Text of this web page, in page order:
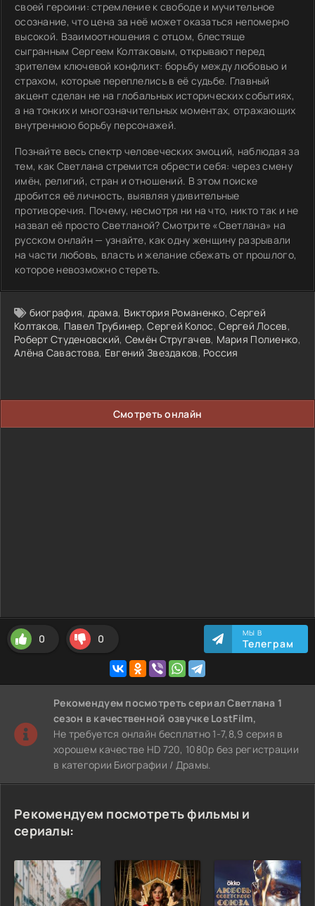
своей героини: стремление к свободе и мучительное
осознание, что цена за неё может оказаться непомерно
высокой. Взаимоотношения с отцом, блестяще
сыгранным Сергеем Колтаковым, открывают перед
зрителем ключевой конфликт: борьбу между любовью и
страхом, которые переплелись в её судьбе. Главный
акцент сделан не на глобальных исторических событиях,
а на тонких и многозначительных моментах, отражающих
внутреннюю борьбу персонажей.
Познайте весь спектр человеческих эмоций, наблюдая за
тем, как Светлана стремится обрести себя: через смену
имён, религий, стран и отношений. В этом поиске
дробится её личность, выявляя удивительные
противоречия. Почему, несмотря ни на что, никто так и не
назвал её просто Светланой? Смотрите «Светлана» на
русском онлайн — узнайте, как одну женщину разрывали
на части любовь, власть и желание сбежать от прошлого,
которое невозможно стереть.
биография, драма, Виктория Романенко,Сергей
Колтаков, Павел Трубинер,Сергей Колос,Сергей Лосев,
Роберт Студеновский, Семён Стругачев, Мария Полиенко,
Алёна Савастова, Евгений Звездаков, Россия
Смотреть онлайн
0 0 МЫ В
Телеграм
Рекомендуем посмотреть сериал Светлана 1
сезон в качественной озвучке LostFilm,
Не требуется онлайн бесплатно 1-7,8,9 серия в
хорошем качестве HD 720, 1080p без регистрации
в категории Биографии / Драмы.
Рекомендуем посмотреть фильмы и
сериалы: